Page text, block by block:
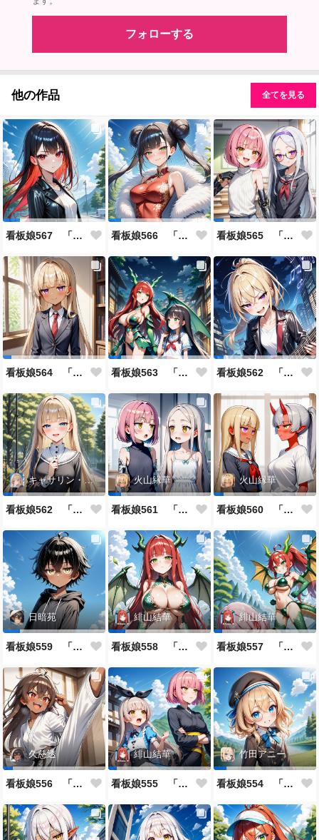
フォローする
他の作品 全てを見る
看板娘567 「雪村恋のよもやま話」 看板娘566 「ナンシー・ツァオのよもやま話」 看板娘565 「銀一族」
看板娘564 「ジェルマ・レスポストン・八百のよもやま話」 看板娘563 「騒ぎの終わり」 看板娘562 「八木沼千絵のよもやま話」
キャサリン・アストリー
看板娘562 「キャサリン・アストリーのよもやま話」
火山縁華
看板娘561 「火山一族」
火山縁華
看板娘560 「緋山一族」
日暗苑
看板娘559 「日暗苑のよもやま話」
緋山結華
看板娘558 「緋山結華」キャラクター紹介
緋山結華
看板娘557 「其々の再会」
久慈透
看板娘556 「久慈透のよもやま話」
緋山結華
看板娘555 「帰還、そして目覚め。」
竹田アニー
看板娘554 「竹田アニーのよもやま話」